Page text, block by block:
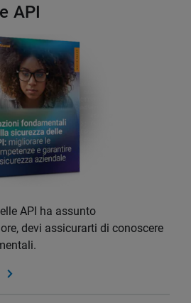
API
API ha assunto
devi assicurarti di conoscere